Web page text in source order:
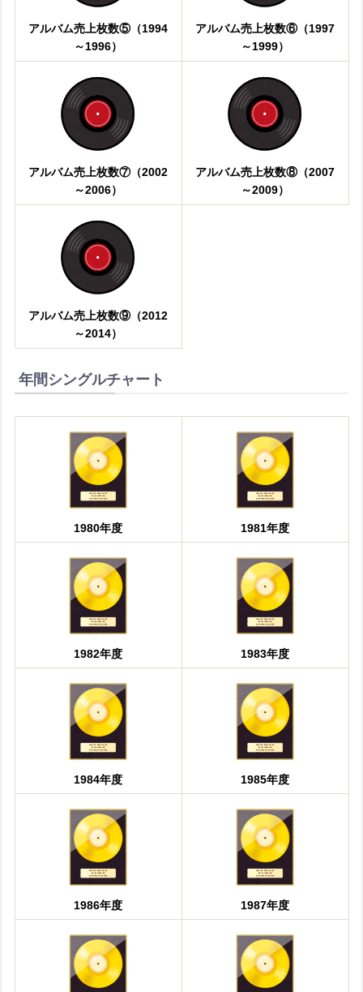
アルバム売上枚数⑤（1994
～1996）
アルバム売上枚数⑥（1997
～1999）
アルバム売上枚数⑦（2002
～2006）
アルバム売上枚数⑧（2007
～2009）
アルバム売上枚数⑨（2012
～2014）
年間シングルチャート
1980年度 1981年度
1982年度 1983年度
1984年度 1985年度
1986年度 1987年度